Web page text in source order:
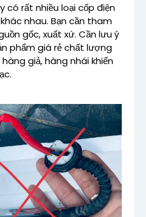
có rất nhiều loại cốp điện
nhau. Bạn cần tham
gốc, xuất xứ. Cần lưu ý
phẩm giá rẻ chất lượng
giả, hàng nhái khiến